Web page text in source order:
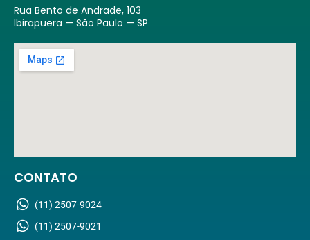
Rua Bento de Andrade, 103
Ibirapuera — São Paulo — SP
CONTATO
(11) 2507-9024
(11) 2507-9021